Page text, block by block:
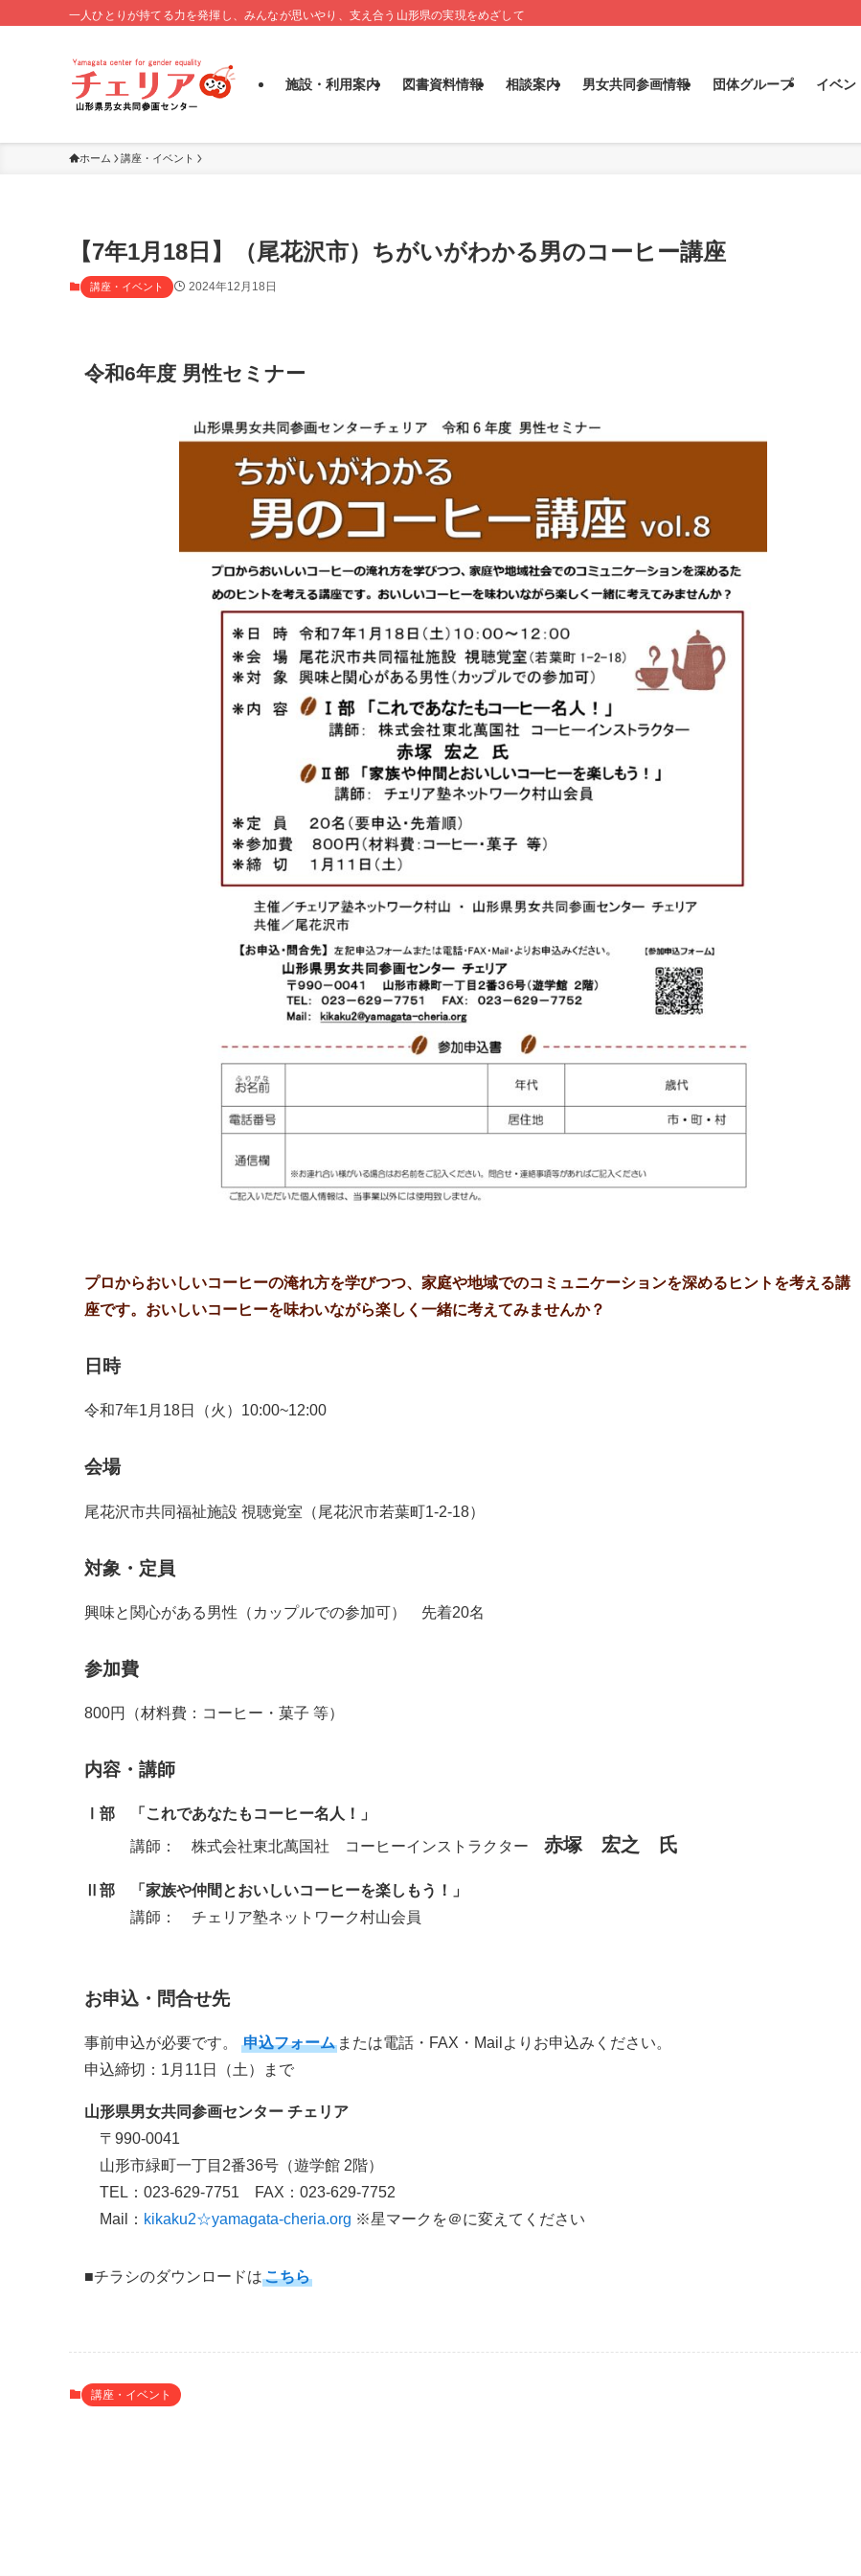
一人ひとりが持てる力を発揮し、みんなが思いやり、支え合う山形県の実現をめざして
施設・利用案内 図書資料情報 相談案内 男女共同参画情報 団体グループ イベン
ホーム 講座・イベント
【7年1月18日】（尾花沢市）ちがいがわかる男のコーヒー講座
講座・イベント 2024年12月18日
令和6年度 男性セミナー
プロからおいしいコーヒーの淹れ方を学びつつ、家庭や地域でのコミュニケーションを深めるヒントを考える講
座です。おいしいコーヒーを味わいながら楽しく一緒に考えてみませんか？
日時
令和7年1月18日（火）10:00~12:00
会場
尾花沢市共同福祉施設 視聴覚室（尾花沢市若葉町1-2-18）
対象・定員
興味と関心がある男性（カップルでの参加可） 先着20名
参加費
800円（材料費：コーヒー・菓子 等）
内容・講師
Ⅰ部 「これであなたもコーヒー名人！」
講師： 株式会社東北萬国社 コーヒーインストラクター 赤塚 宏之 氏
Ⅱ部 「家族や仲間とおいしいコーヒーを楽しもう！」
講師： チェリア塾ネットワーク村山会員
お申込・問合せ先
事前申込が必要です。 申込フォーム または電話・FAX・Mailよりお申込みください。
申込締切：1月11日（土）まで
山形県男女共同参画センター チェリア
〒990-0041
山形市緑町一丁目2番36号（遊学館 2階）
TEL：023-629-7751 FAX：023-629-7752
Mail： kikaku2☆yamagata-cheria.org ※星マークを＠に変えてください
■チラシのダウンロードはこちら
講座・イベント